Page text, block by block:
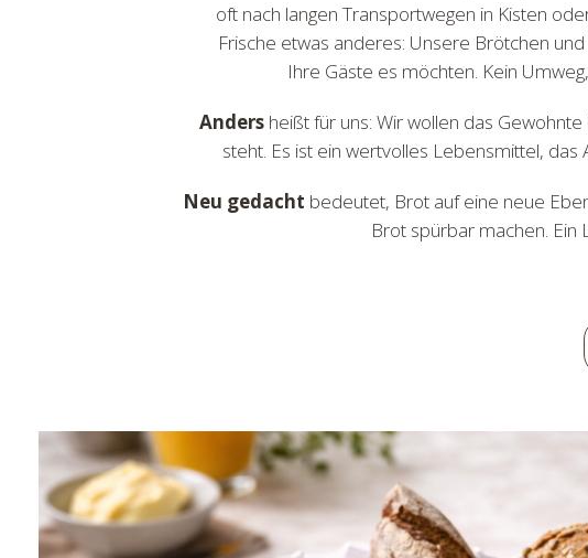
oft nach langen Transportwegen in Kisten
Frische etwas anderes: Unsere Brötchen
Ihre Gäste es möchten. Kein
Anders heißt für uns: Wir wollen das
steht. Es ist ein wertvolles Lebensmittel,
Neu gedacht bedeutet, Brot auf eine neue
Brot spürbar machen.